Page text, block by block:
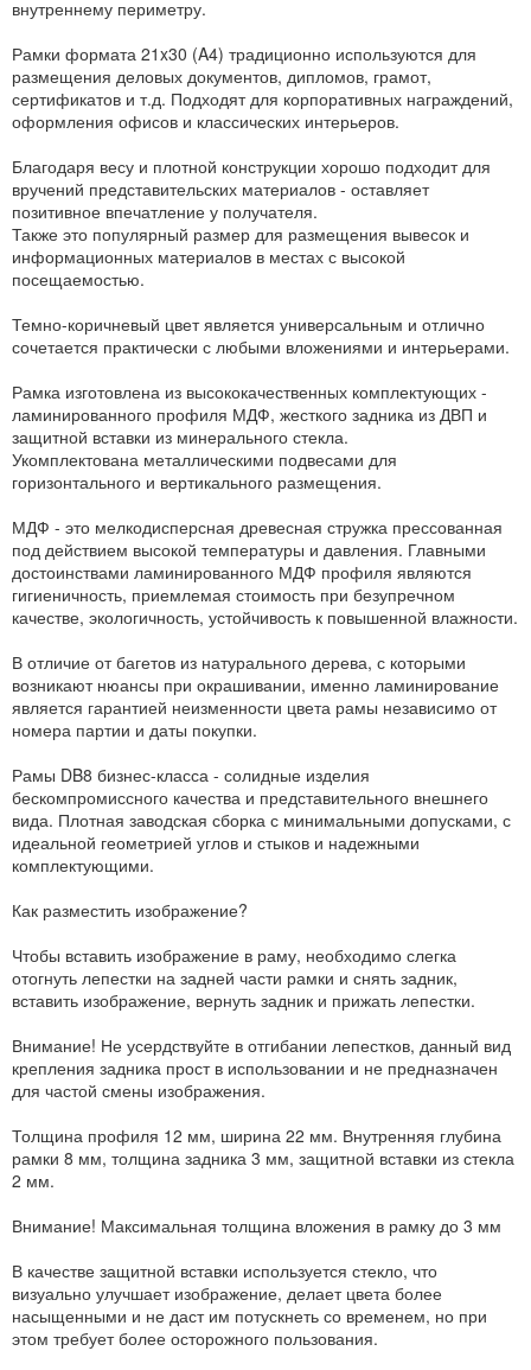
внутреннему периметру.
Рамки формата 21x30 (A4) традиционно используются для
размещения деловых документов, дипломов, грамот,
сертификатов и т.д. Подходят для корпоративных награждений,
оформления офисов и классических интерьеров.
Благодаря весу и плотной конструкции хорошо подходит для
вручений представительских материалов - оставляет
позитивное впечатление у получателя.
Также это популярный размер для размещения вывесок и
информационных материалов в местах с высокой
посещаемостью.
Темно-коричневый цвет является универсальным и отлично
сочетается практически с любыми вложениями и интерьерами.
Рамка изготовлена из высококачественных комплектующих -
ламинированного профиля МДФ, жесткого задника из ДВП и
защитной вставки из минерального стекла.
Укомплектована металлическими подвесами для
горизонтального и вертикального размещения.
МДФ - это мелкодисперсная древесная стружка прессованная
под действием высокой температуры и давления. Главными
достоинствами ламинированного МДФ профиля являются
гигиеничность, приемлемая стоимость при безупречном
качестве, экологичность, устойчивость к повышенной влажности.
В отличие от багетов из натурального дерева, с которыми
возникают нюансы при окрашивании, именно ламинирование
является гарантией неизменности цвета рамы независимо от
номера партии и даты покупки.
Рамы DB8 бизнес-класса - солидные изделия
бескомпромиссного качества и представительного внешнего
вида. Плотная заводская сборка с минимальными допусками, с
идеальной геометрией углов и стыков и надежными
комплектующими.
Как разместить изображение?
Чтобы вставить изображение в раму, необходимо слегка
отогнуть лепестки на задней части рамки и снять задник,
вставить изображение, вернуть задник и прижать лепестки.
Внимание! Не усердствуйте в отгибании лепестков, данный вид
крепления задника прост в использовании и не предназначен
для частой смены изображения.
Толщина профиля 12 мм, ширина 22 мм. Внутренняя глубина
рамки 8 мм, толщина задника 3 мм, защитной вставки из стекла
2 мм.
Внимание! Максимальная толщина вложения в рамку до 3 мм
В качестве защитной вставки используется стекло, что
визуально улучшает изображение, делает цвета более
насыщенными и не даст им потускнеть со временем, но при
этом требует более осторожного пользования.